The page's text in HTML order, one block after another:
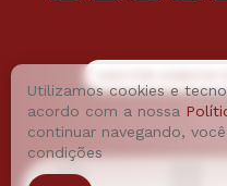
Utilizamos cookies e
acordo com a nossa
continuar navegando,
condições